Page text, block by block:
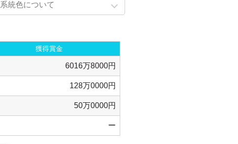
系統色について
獲得賞金
6016万8000円
128万0000円
50万0000円
ー